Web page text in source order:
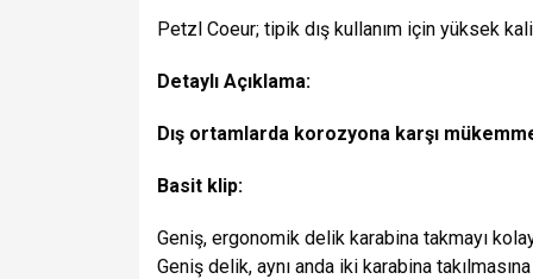
Petzl Coeur; tipik dış kullanım için yüksek
Detaylı Açıklama:
Dış ortamlarda korozyona karşı
Basit klip:
Geniş, ergonomik delik karabina takmayı
Geniş delik, aynı anda iki karabina